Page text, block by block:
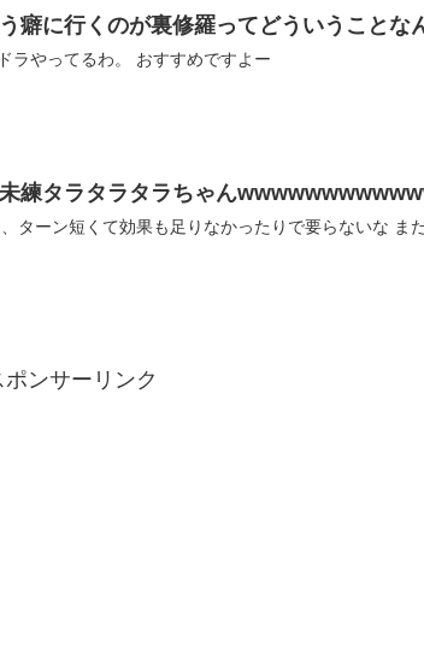
癖に行くのが裏修羅ってどういうことな
ラやってるわ。 おすすめですよー
練タラタラタラちゃん
ポンサーリンク